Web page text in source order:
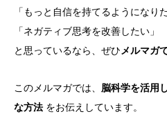
「もっと自信を持てるようになりた
「ネガティブ思考を改善したい」
と思っているなら、ぜひ メルマガ
このメルマガでは、 脳科学を活用
な方法 をお伝えしています。